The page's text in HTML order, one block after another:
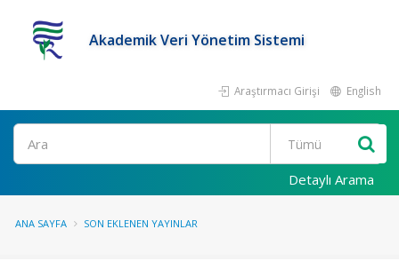
Akademik Veri Yönetim Sistemi
Araştırmacı Girişi English
Ara
Detaylı Arama
ANA SAYFA SON EKLENEN YAYINLAR